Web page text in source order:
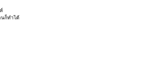
นก็ทำได้